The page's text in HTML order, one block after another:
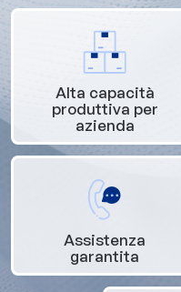
Alta capacità
produttiva per
azienda
Assistenza
garantita